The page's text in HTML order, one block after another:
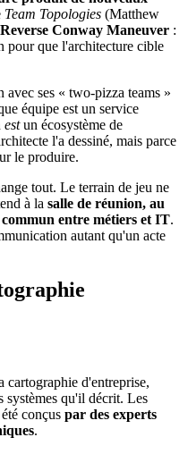
Team Topologies (Matthew
Reverse Conway Maneuver :
pour que l'architecture cible
avec ses « two-pizza teams »
équipe est un service
estun écosystème de
l'a dessiné, mais parce
le produire.
tout. Le terrain de jeu ne
à la salle de réunion, au
entre métiers et IT.
autant qu'un acte
cartographie d'entreprise,
systèmes qu'il décrit. Les
conçus par des experts
.